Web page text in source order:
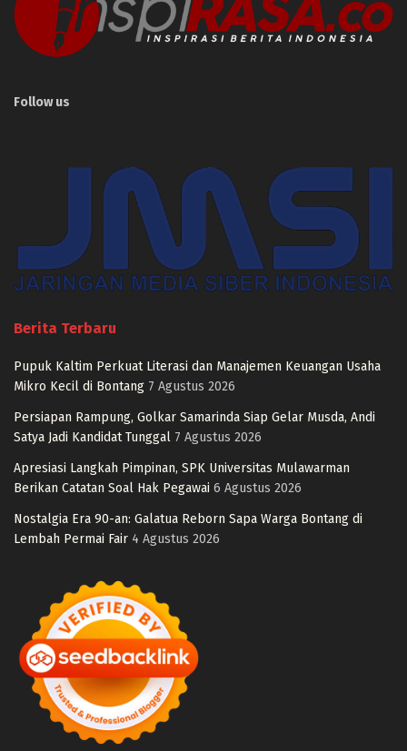
Follow us
Berita Terbaru
Pupuk Kaltim Perkuat Literasi dan Manajemen Keuangan Usaha
Mikro Kecil di Bontang 7 Agustus 2026
Persiapan Rampung, Golkar Samarinda Siap Gelar Musda, Andi
Satya Jadi Kandidat Tunggal 7 Agustus 2026
Apresiasi Langkah Pimpinan, SPK Universitas Mulawarman
Berikan Catatan Soal Hak Pegawai 6 Agustus 2026
Nostalgia Era 90-an: Galatua Reborn Sapa Warga Bontang di
Lembah Permai Fair 4 Agustus 2026